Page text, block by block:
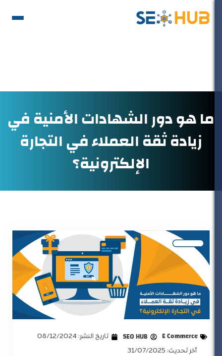
ما هو دور الشهادات الأمنية في
زيادة ثقة العملاء في التجارة
الإلكترونية؟
E Commerce
SEO HUB تاريخ النشر:08/12/2024
أخر تحديث: 31/07/2025